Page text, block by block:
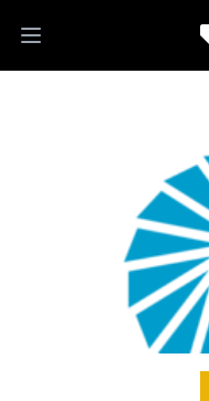
Open main menu